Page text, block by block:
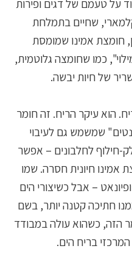
על טעמם של דגים ופירות
שחיים בתמלחת
חומצת אמינו שמומסת
כמו שחומצה גלוטמית,
של חיות יבשה.
הוא עיקר הריח. זה חומר
שמשמש גם לעיבוי
חילוף לחלבונים – אפשר
אמינו חיונית חסרה. שמו
– אבל כשיצורי הים
חתיכה קטנה יותר, בשם
הזה, כשהוא עולה במבודד
בריח הים.